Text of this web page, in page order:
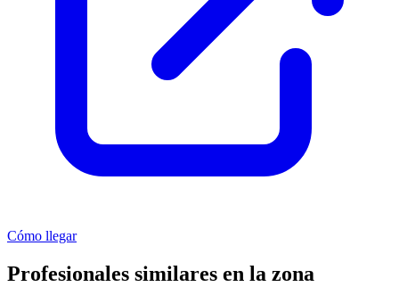
Cómo llegar
Profesionales similares en la zona